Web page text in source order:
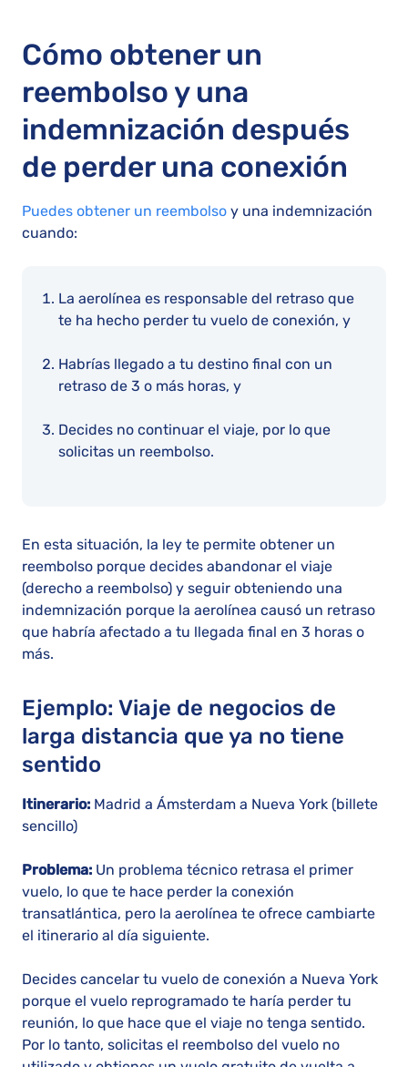
Cómo obtener un
reembolso y una
indemnización después
de perder una conexión
Puedes obtener un reembolso y una indemnización
cuando:
La aerolínea es responsable del retraso que
te ha hecho perder tu vuelo de conexión, y
Habrías llegado a tu destino final con un
retraso de 3 o más horas, y
Decides no continuar el viaje, por lo que
solicitas un reembolso.
En esta situación, la ley te permite obtener un
reembolso porque decides abandonar el viaje
(derecho a reembolso) y seguir obteniendo una
indemnización porque la aerolínea causó un retraso
que habría afectado a tu llegada final en 3 horas o
más.
Ejemplo: Viaje de negocios de
larga distancia que ya no tiene
sentido
Itinerario: Madrid a Ámsterdam a Nueva York (billete
sencillo)
Problema: Un problema técnico retrasa el primer
vuelo, lo que te hace perder la conexión
transatlántica, pero la aerolínea te ofrece cambiarte
el itinerario al día siguiente.
Decides cancelar tu vuelo de conexión a Nueva York
porque el vuelo reprogramado te haría perder tu
reunión, lo que hace que el viaje no tenga sentido.
Por lo tanto, solicitas el reembolso del vuelo no